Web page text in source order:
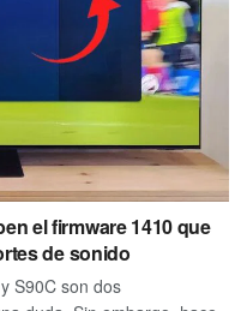
el firmware 1410 que
de sonido
S90C son dos